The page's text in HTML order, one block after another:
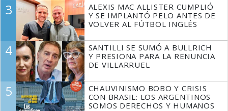
3
ALEXIS MAC ALLISTER CUMPLIÓ
Y SE IMPLANTÓ PELO ANTES DE
VOLVER AL FÚTBOL INGLÉS
4
SANTILLI SE SUMÓ A BULLRICH
Y PRESIONA PARA LA RENUNCIA
DE VILLARRUEL
5
CHAUVINISMO BOBO Y CRISIS
CON BRASIL: LOS ARGENTINOS
SOMOS DERECHOS Y HUMANOS